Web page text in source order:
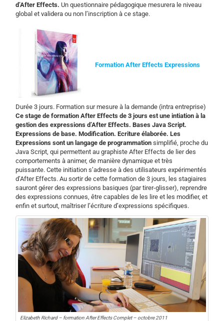
d’After Effects. Un questionnaire pédagogique mesurera le niveau
global et validera ou non l’inscription à ce stage.
Formation After Effects Expressions
Durée 3 jours. Formation sur mesure à la demande (intra entreprise)
Ce stage de formation After Effects de 3 jours est une intiation à la
gestion des expressions d’After Effects. Bases Java Script.
Expressions de base. Modification. Ecriture élaborée.Les
Expressions sont un langage de programmation simplifié, proche du
Java Script, qui permettent au graphiste After Effects de lier des
comportements à animer, de manière dynamique et très
puissante. Cette initiation s’adresse à des utilisateurs expérimentés
d’After Effects. Au sortir de cette formation de 3 jours, les stagiaires
sauront gérer des expressions basiques (par tirer-glisser), reprendre
des expressions connues, être capables de les lire et les modifier, et
enfin et surtout, maîtriser l’écriture d’expressions spécifiques.
Elizabeth Richard – formation After Effects Complet – octobre 2011